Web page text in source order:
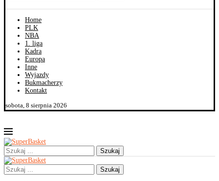
Home
PLK
NBA
1. liga
Kadra
Europa
Inne
Wyjazdy
Bukmacherzy
Kontakt
sobota, 8 sierpnia 2026
Szukaj
Szukaj